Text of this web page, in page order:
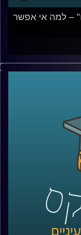
– למה אי אפשר
כדי להיות
בכיר בבית הספר
של שקרים
–